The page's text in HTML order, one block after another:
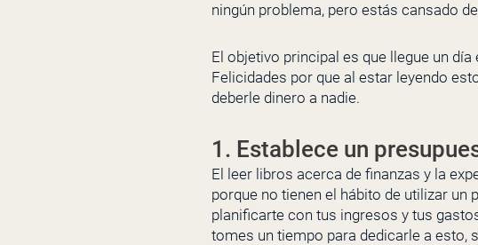
ningún problema, pero estás cansado
El objetivo principal es que llegue un
Felicidades por que al estar leyendo
deberle dinero a nadie.
1. Establece un
El leer libros acerca de finanzas y la
porque no tienen el hábito de utilizar
planificarte con tus ingresos y tus
tomes un tiempo para dedicarle a esto,